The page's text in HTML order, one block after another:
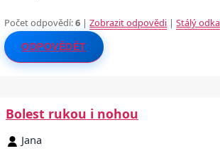
Počet odpovědí:6 |Zobrazit odpovědi |Stálý
ODPOVĚDĚT
Bolest rukou i nohou
Jana